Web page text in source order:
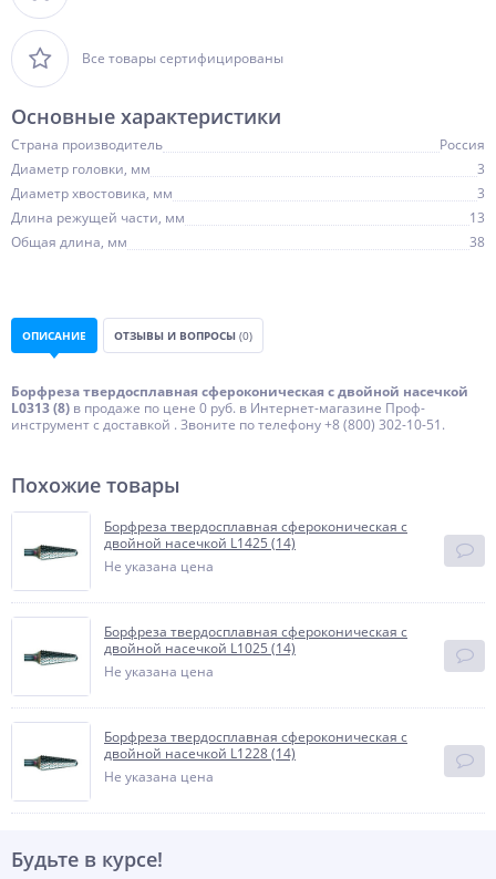
Все товары сертифицированы
Основные характеристики
Страна производитель
Россия
Диаметр головки, мм
3
Диаметр хвостовика, мм
3
Длина режущей части, мм
13
Общая длина, мм
38
ОПИСАНИЕ ОТЗЫВЫ И ВОПРОСЫ (0)
Борфреза твердосплавная сфероконическая с двойной насечкой
L0313 (8) в продаже по цене 0 руб. в Интернет-магазине Проф-
инструмент с доставкой . Звоните по телефону +8 (800) 302-10-51.
Похожие товары
Борфреза твердосплавная сфероконическая с
двойной насечкой L1425 (14)
Не указана цена
Борфреза твердосплавная сфероконическая с
двойной насечкой L1025 (14)
Не указана цена
Борфреза твердосплавная сфероконическая с
двойной насечкой L1228 (14)
Не указана цена
Будьте в курсе!